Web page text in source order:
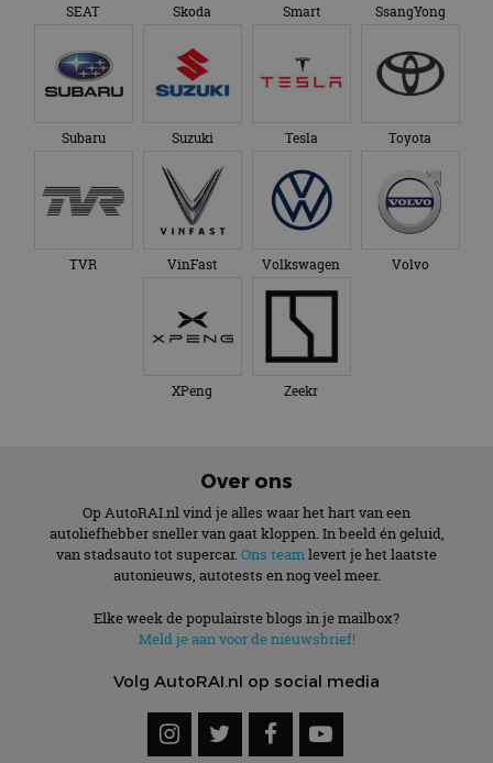
SEAT Skoda Smart SsangYong
Subaru Suzuki Tesla Toyota
TVR VinFast Volkswagen Volvo
XPeng Zeekr
Over ons
Op AutoRAI.nl vind je alles waar het hart van een
autoliefhebber sneller van gaat kloppen. In beeld én geluid,
van stadsauto tot supercar. Ons teamlevert je het laatste
autonieuws, autotests en nog veel meer.
Elke week de populairste blogs in je mailbox?
Meld je aan voor de nieuwsbrief!
Volg AutoRAI.nl op social media